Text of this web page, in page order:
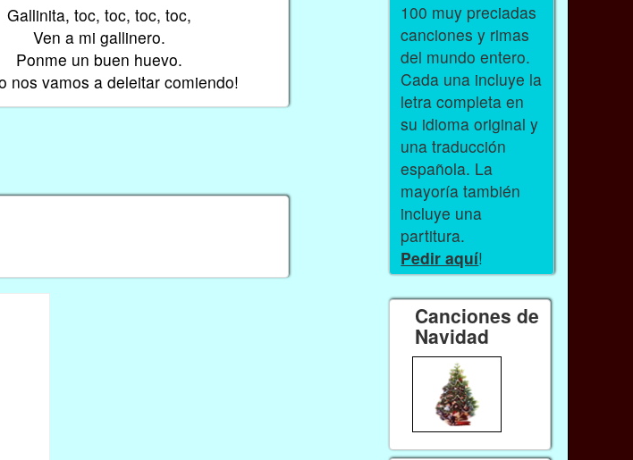
Gallinita, toc, toc, toc, toc,
Ven a mi gallinero.
Ponme un buen huevo.
nos vamos a deleitar comiendo!
100 muy preciadas
canciones y rimas
del mundo entero.
Cada una incluye la
letra completa en
su idioma original y
una traducción
española. La
mayoría también
incluye una
partitura.
Pedir aquí!
Canciones de
Navidad